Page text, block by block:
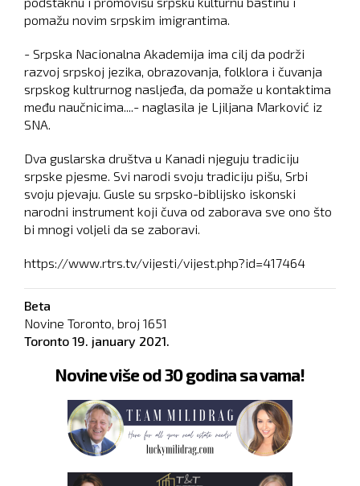
pomažu novim srpskim imigrantima.
- Srpska Nacionalna Akademija ima cilj da podrži
razvoj srpskoj jezika, obrazovanja, folklora i čuvanja
srpskog kultrurnog nasljeđa, da pomaže u kontaktima
među naučnicima....- naglasila je Ljiljana Marković iz
SNA.
Dva guslarska društva u Kanadi njeguju tradiciju
srpske pjesme. Svi narodi svoju tradiciju pišu, Srbi
svoju pjevaju. Gusle su srpsko-biblijsko iskonski
narodni instrument koji čuva od zaborava sve ono što
bi mnogi voljeli da se zaboravi.
https://www.rtrs.tv/vijesti/vijest.php?id=417464
Beta
Novine Toronto, broj 1651
Toronto 19. january 2021.
Novine više od 30 godina sa vama!